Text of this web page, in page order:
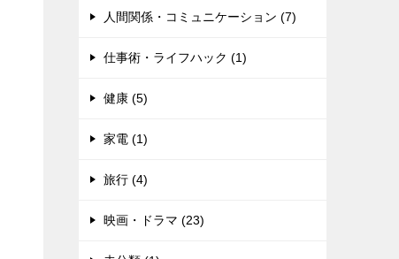
人間関係・コミュニケーション (7)
仕事術・ライフハック (1)
健康 (5)
家電 (1)
旅行 (4)
映画・ドラマ (23)